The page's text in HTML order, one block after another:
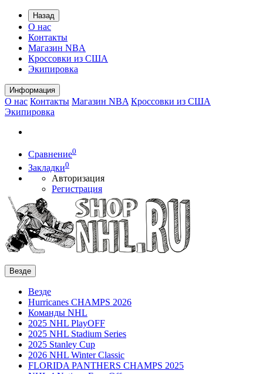
Назад
О нас
Контакты
Магазин NBA
Кроссовки из США
Экипировка
Информация
О нас Контакты Магазин NBA Кроссовки из США
Экипировка
Сравнение0
Закладки0
Авторизация
Регистрация
Везде
Везде
Hurricanes CHAMPS 2026
Команды NHL
2025 NHL PlayOFF
2025 NHL Stadium Series
2025 Stanley Cup
2026 NHL Winter Classic
FLORIDA PANTHERS CHAMPS 2025